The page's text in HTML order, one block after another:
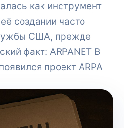
как инструмент
создании часто
США, прежде
факт: ARPANET В
проект ARPA